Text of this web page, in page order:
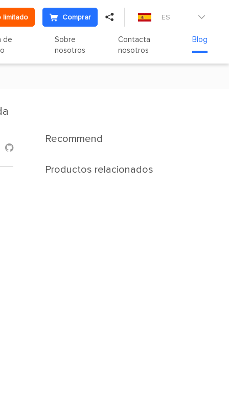
limitado Comprar  ES 
de
Sobre
nosotros
Contacta
nosotros
Blog

Recommend
Productos relacionados